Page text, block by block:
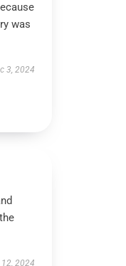
was
3, 2024
12, 2024